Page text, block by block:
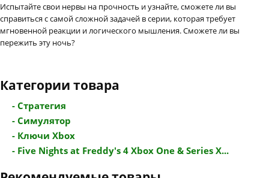
Испытайте свои нервы на прочность и узнайте, сможете ли вы
справиться с самой сложной задачей в серии, которая требует
мгновенной реакции и логического мышления. Сможете ли вы
пережить эту ночь?
Категории товара
- Стратегия
- Симулятор
- Ключи Xbox
- Five Nights at Freddy's 4 Xbox One & Series X...